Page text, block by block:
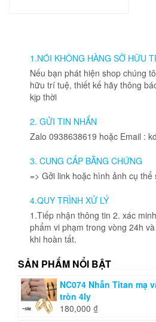
1.NÓI KHÔNG HÀNG SỠ HỮU
Nếu bạn phát hiện shop chúng
hữu trí tuệ, thiết kế hãy thông
kịp thời
2. GỬI TIN NHẮN
Zalo 0938638619 hoặc Email :
3. CUNG CẤP BẰNG CHỨNG
=> Gởi link hoặc hình ảnh cụ thể
4.QUY TRÌNH XỬ LÝ
1.Tiếp nhận thông tin 2. xác
phẩm vi phạm trong vòng 24h
khi hoàn tất.
SẢN PHẨM NỔI BẬT
NC074 Nhẫn Titan mạ
tròn 4ly
180,000 ₫